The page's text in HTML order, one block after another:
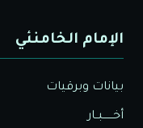
الإمام الخامنئي
بيانات وبرقيات
أخــــــبــار